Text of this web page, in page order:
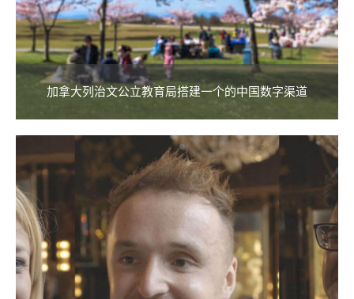
加拿大列治文公立教育局搭建一个的中国数字渠道